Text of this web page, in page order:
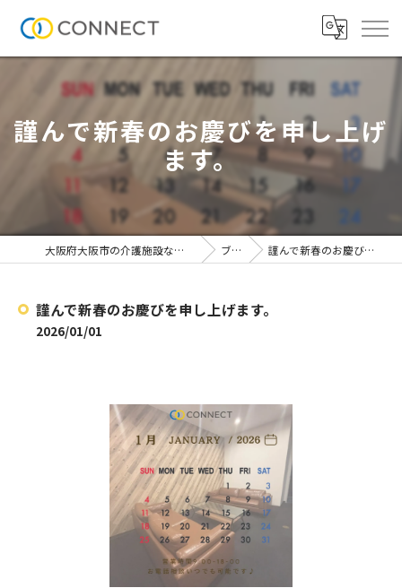
謹んで新春のお慶びを申し上げ
ます。
大阪府大阪市の介護施設なら株式会社CONNECT ブログ 謹んで新春のお慶びを申し上げます。
謹んで新春のお慶びを申し上げます。
2026/01/01